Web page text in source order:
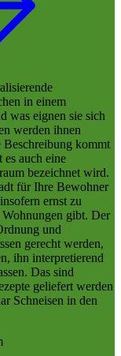
in einem
was eignen sie sich
werden ihnen
Beschreibung kommt
auch eine
bezeichnet wird.
für Ihre Bewohner
ernst zu
gibt. Der
und
gerecht werden,
ihn interpretierend
Das sind
geliefert werden
Schneisen in den